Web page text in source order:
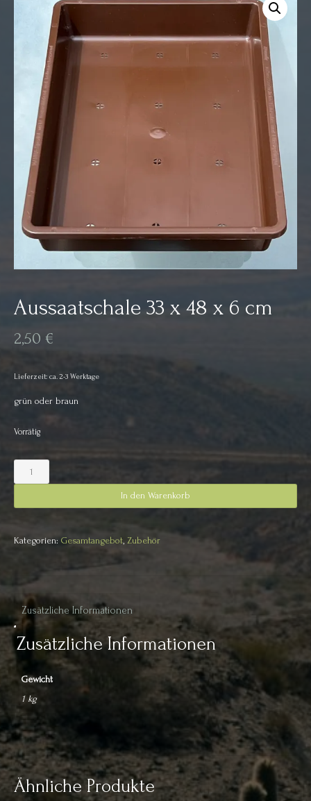
Aussaatschale 33 x 48 x 6 cm
2,50 €
Lieferzeit: ca. 2-3 Werktage
grün oder braun
Vorrätig
Aussaatschale
33
48
6
In den Warenkorb
Kategorien: Gesamtangebot, Zubehör
Zusätzliche Informationen
Zusätzliche Informationen
Gewicht
1 kg
Ähnliche Produkte